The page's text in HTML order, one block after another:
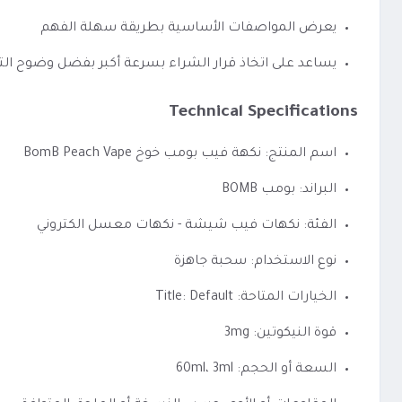
يعرض المواصفات الأساسية بطريقة سهلة الفهم
يساعد على اتخاذ قرار الشراء بسرعة أكبر بفضل وضوح
Technical Specifications
اسم المنتج: نكهة فيب بومب خوخ BomB Peach Vape
البراند: بومب BOMB
الفئة: نكهات فيب شيشة - نكهات معسل الكتروني
نوع الاستخدام: سحبة جاهزة
الخيارات المتاحة: Title: Default
قوة النيكوتين: 3mg
السعة أو الحجم: 60ml، 3ml